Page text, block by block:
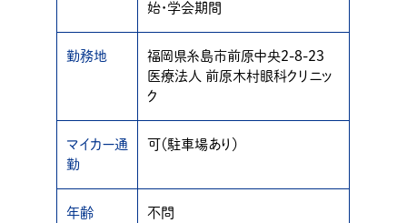
始・学会期間
勤務地
福岡県糸島市前原中央2-8-23
医療法人 前原木村眼科クリニッ
ク
マイカー通
勤
可（駐車場あり）
年齢 不問